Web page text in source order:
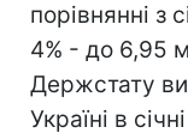
порівнянні з
4% - до 6,95
Держстату
Україні в